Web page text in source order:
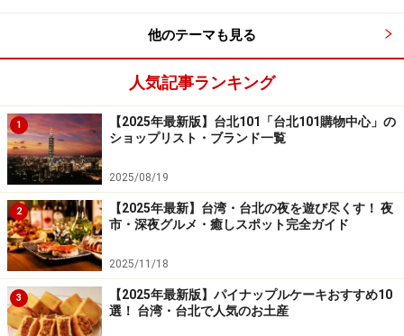
他のテーマも見る
人気記事ランキング
1
【2025年最新版】台北101「台北101購物中心」の
ショップリスト・ブランド一覧
2025/08/19
2
【2025年最新】台湾・台北の夜を遊び尽くす！ 夜
市・深夜グルメ・癒しスポット完全ガイド
2025/11/18
3
【2025年最新版】パイナップルケーキおすすめ10
選！ 台湾・台北で人気のお土産